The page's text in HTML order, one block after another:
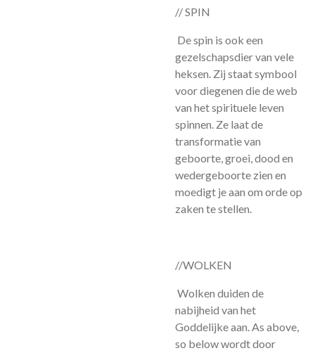
// SPIN
De spin is ook een
gezelschapsdier van vele
heksen. Zij staat symbool
voor diegenen die de web
van het spirituele leven
spinnen. Ze laat de
transformatie van
geboorte, groei, dood en
wedergeboorte zien en
moedigt je aan om orde op
zaken te stellen.
//WOLKEN
Wolken duiden de
nabijheid van het
Goddelijke aan. As above,
so below wordt door